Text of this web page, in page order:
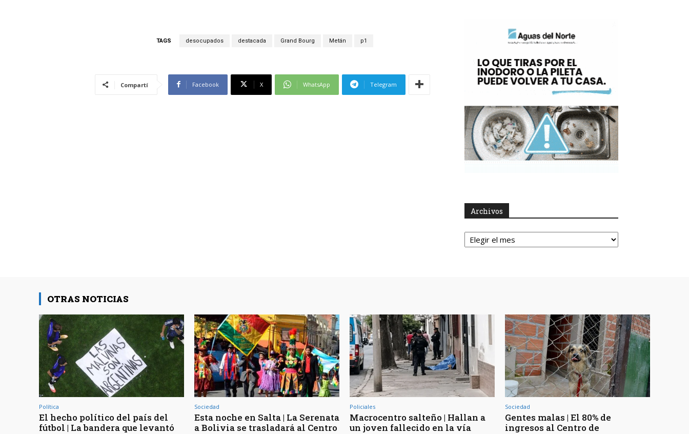
TAGS desocupados destacada Grand Bourg Metán p1
Compartí Facebook X WhatsApp Telegram
Archivos
Archivos
OTRAS NOTICIAS
Política
El hecho político del país del
fútbol | La bandera que levantó
Sociedad
Esta noche en Salta | La Serenata
a Bolivia se trasladará al Centro
Policiales
Macrocentro salteño | Hallan a
un joven fallecido en la vía
Sociedad
Gentes malas | El 80% de
ingresos al Centro de